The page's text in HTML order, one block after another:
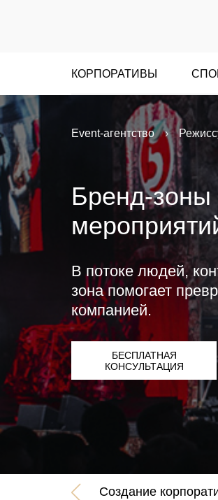
КОРПОРАТИВЫ
Event-агентство
Бренд-зоны
В потоке людей,
зона помогает
компанией.
БЕСПЛАТНАЯ
КОНСУЛЬТАЦИЯ
Создание